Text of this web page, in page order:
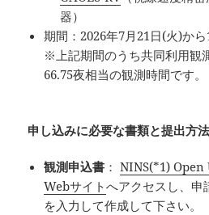
器）
期間：2026年7月21日(火)か
※上記期間のうち共同利用観
66.75夜相当の観測時間です。
申し込みに必要な書類と提出方
観測申込書 ：NINS(*1) Open
Webサイトへアクセスし、申
を入力して作成して下さい。